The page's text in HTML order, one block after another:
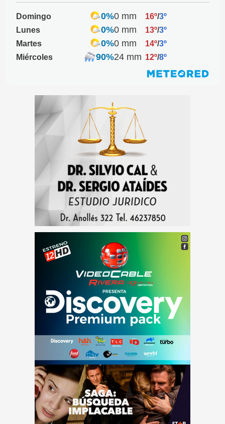
Domingo 0%0 mm 16º/3º
Lunes
0%0 mm 13º/3º
Martes
0%0 mm 14º/3º
Miércoles
90%24 mm 12º/8º